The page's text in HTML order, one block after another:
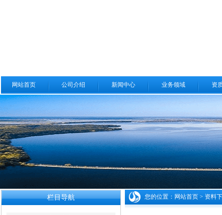
网站首页 公司介绍 新闻中心 业务领域 资
栏目导航 您的位置： 网站首页 > 资料